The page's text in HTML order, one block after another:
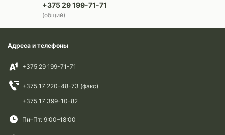
+375 29 199-71-71
(общий)
Адреса и телефоны
+375 29 199-71-71
+375 17 220-48-73 (факс)
+375 17 399-10-82
Пн–Пт: 9:00–18:00